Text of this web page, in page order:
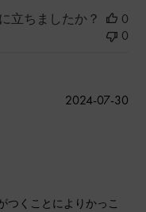
立ちましたか？
0
0
つくことによりかっこ
公
2024-07-30